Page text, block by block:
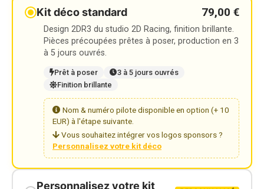
Kit déco standard 79,00 €
Design 2DR3 du studio 2D Racing, finition brillante.
Pièces précoupées prêtes à poser, production en 3
à 5 jours ouvrés.
Prêt à poser
3 à 5 jours ouvrés
Finition brillante
Nom & numéro pilote disponible en option (+ 10
EUR) à l'étape suivante.
Vous souhaitez intégrer vos logos sponsors ?
Personnalisez votre kit déco
Personnalisez votre kit